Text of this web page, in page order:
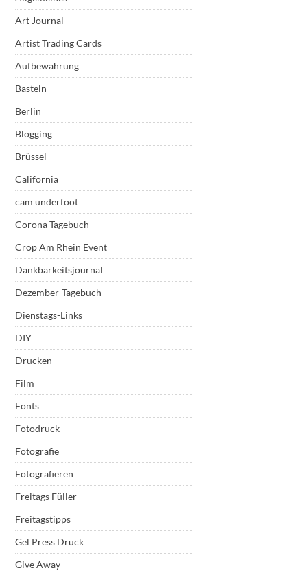
Art Journal
Artist Trading Cards
Aufbewahrung
Basteln
Berlin
Blogging
Brüssel
California
cam underfoot
Corona Tagebuch
Crop Am Rhein Event
Dankbarkeitsjournal
Dezember-Tagebuch
Dienstags-Links
DIY
Drucken
Film
Fonts
Fotodruck
Fotografie
Fotografieren
Freitags Füller
Freitagstipps
Gel Press Druck
Give Away